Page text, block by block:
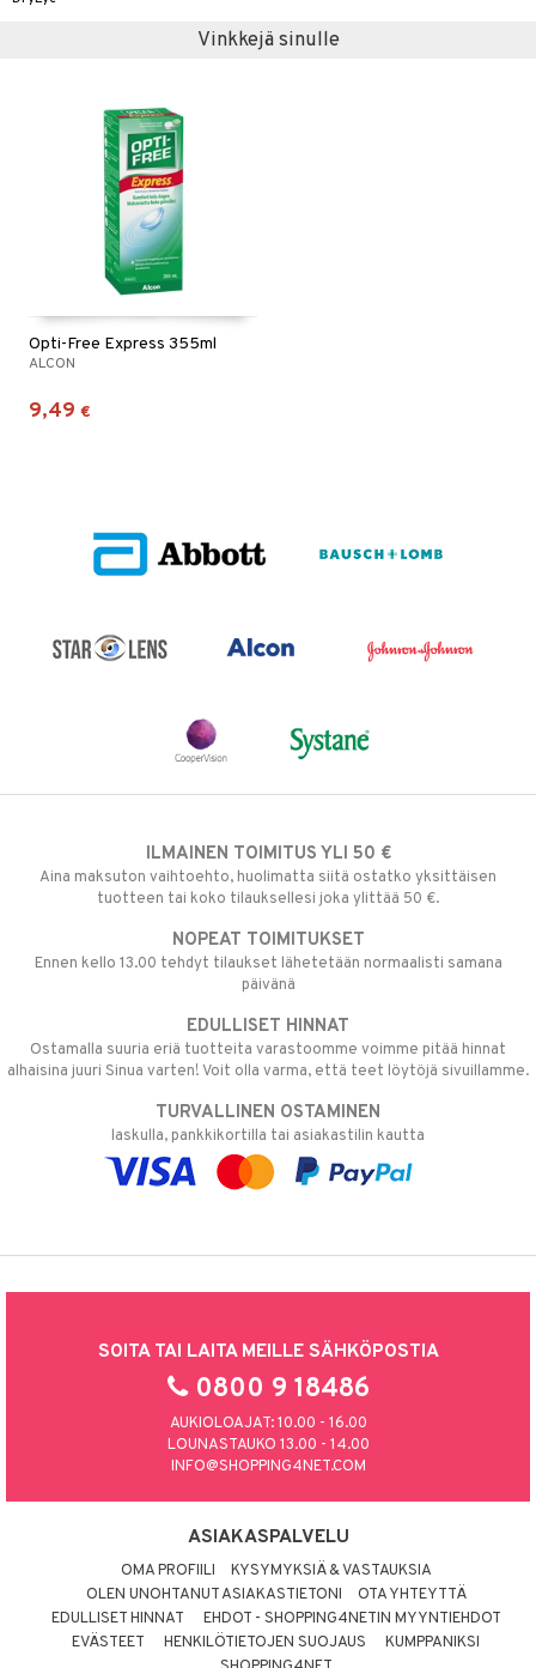
Vinkkejä sinulle
Opti-Free Express 355ml
ALCON
9,49 €
ILMAINEN TOIMITUS YLI 50 €
Aina maksuton vaihtoehto, huolimatta siitä ostatko yksittäisen
tuotteen tai koko tilauksellesi joka ylittää 50 €.
NOPEAT TOIMITUKSET
Ennen kello 13.00 tehdyt tilaukset lähetetään normaalisti samana
päivänä
EDULLISET HINNAT
Ostamalla suuria eriä tuotteita varastoomme voimme pitää hinnat
alhaisina juuri Sinua varten! Voit olla varma, että teet löytöjä sivuillamme.
TURVALLINEN OSTAMINEN
laskulla, pankkikortilla tai asiakastilin kautta
SOITA TAI LAITA MEILLE SÄHKÖPOSTIA
0800 9 18486
AUKIOLOAJAT: 10.00 - 16.00
LOUNASTAUKO 13.00 - 14.00
INFO@SHOPPING4NET.COM
ASIAKASPALVELU
OMA PROFIILI
KYSYMYKSIÄ & VASTAUKSIA
OLEN UNOHTANUT ASIAKASTIETONI
OTA YHTEYTTÄ
EDULLISET HINNAT
EHDOT - SHOPPING4NETIN MYYNTIEHDOT
EVÄSTEET
HENKILÖTIETOJEN SUOJAUS
KUMPPANIKSI